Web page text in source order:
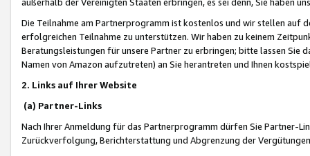
Die Teilnahme am Partnerprogramm ist kostenlos und wir stellen auf
erfolgreichen Teilnahme zu unterstützen. Wir haben zu keinem
Beratungsleistungen für unsere Partner zu erbringen; bitte lassen Sie
Namen von Amazon aufzutreten) an Sie herantreten und Ihnen
2. Links auf Ihrer Website
(a) Partner-Links
Nach Ihrer Anmeldung für das Partnerprogramm dürfen Sie Partner-
Zurückverfolgung, Berichterstattung und Abgrenzung der